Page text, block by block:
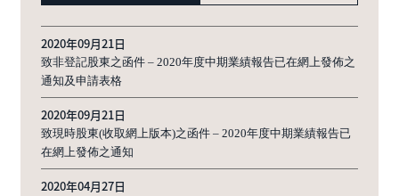
2020年09月21日
致非登記股東之函件 – 2020年度中期業績報告已在網上發佈之
通知及申請表格
2020年09月21日
致現時股東(收取網上版本)之函件 – 2020年度中期業績報告已
在網上發佈之通知
2020年04月27日